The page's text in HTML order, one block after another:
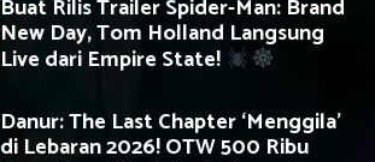
Buat Rilis Trailer Spider-Man: Brand
New Day, Tom Holland Langsung
Live dari Empire State!
Danur: The Last Chapter ‘Menggila’
di Lebaran 2026! OTW 500 Ribu